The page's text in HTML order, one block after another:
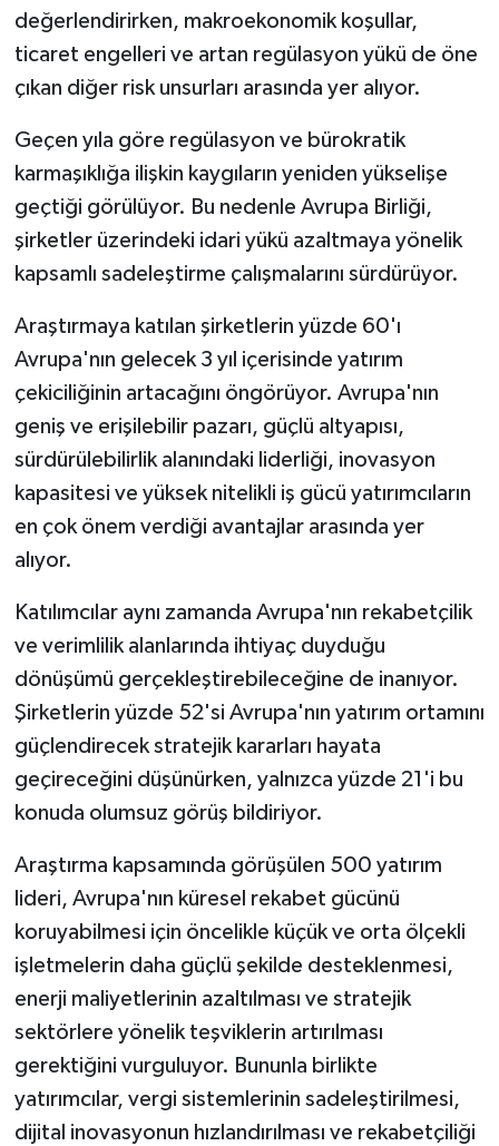
değerlendirirken, makroekonomik koşullar,
ticaret engelleri ve artan regülasyon yükü de öne
çıkan diğer risk unsurları arasında yer alıyor.
Geçen yıla göre regülasyon ve bürokratik
karmaşıklığa ilişkin kaygıların yeniden yükselişe
geçtiği görülüyor. Bu nedenle Avrupa Birliği,
şirketler üzerindeki idari yükü azaltmaya yönelik
kapsamlı sadeleştirme çalışmalarını sürdürüyor.
Araştırmaya katılan şirketlerin yüzde 60'ı
Avrupa'nın gelecek 3 yıl içerisinde yatırım
çekiciliğinin artacağını öngörüyor. Avrupa'nın
geniş ve erişilebilir pazarı, güçlü altyapısı,
sürdürülebilirlik alanındaki liderliği, inovasyon
kapasitesi ve yüksek nitelikli iş gücü yatırımcıların
en çok önem verdiği avantajlar arasında yer
alıyor.
Katılımcılar aynı zamanda Avrupa'nın rekabetçilik
ve verimlilik alanlarında ihtiyaç duyduğu
dönüşümü gerçekleştirebileceğine de inanıyor.
Şirketlerin yüzde 52'si Avrupa'nın yatırım ortamını
güçlendirecek stratejik kararları hayata
geçireceğini düşünürken, yalnızca yüzde 21'i bu
konuda olumsuz görüş bildiriyor.
Araştırma kapsamında görüşülen 500 yatırım
lideri, Avrupa'nın küresel rekabet gücünü
koruyabilmesi için öncelikle küçük ve orta ölçekli
işletmelerin daha güçlü şekilde desteklenmesi,
enerji maliyetlerinin azaltılması ve stratejik
sektörlere yönelik teşviklerin artırılması
gerektiğini vurguluyor. Bununla birlikte
yatırımcılar, vergi sistemlerinin sadeleştirilmesi,
dijital inovasyonun hızlandırılması ve rekabetçiliği